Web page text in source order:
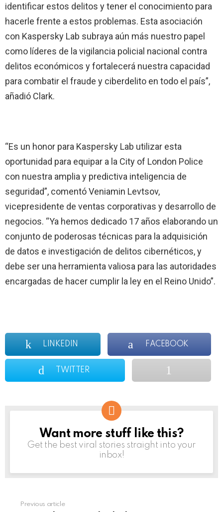
identificar estos delitos y tener el conocimiento para
hacerle frente a estos problemas. Esta asociación
con Kaspersky Lab subraya aún más nuestro papel
como líderes de la vigilancia policial nacional contra
delitos económicos y fortalecerá nuestra capacidad
para combatir el fraude y ciberdelito en todo el país”,
añadió Clark.
“Es un honor para Kaspersky Lab utilizar esta
oportunidad para equipar a la City of London Police
con nuestra amplia y predictiva inteligencia de
seguridad”, comentó Veniamin Levtsov,
vicepresidente de ventas corporativas y desarrollo de
negocios. “Ya hemos dedicado 17 años elaborando un
conjunto de poderosas técnicas para la adquisición
de datos e investigación de delitos cibernéticos, y
debe ser una herramienta valiosa para las autoridades
encargadas de hacer cumplir la ley en el Reino Unido”.
LINKEDIN FACEBOOK
TWITTER
NEWSLETTER
Want more stuff like this?
Get the best viral stories straight into your
inbox!
Previous article